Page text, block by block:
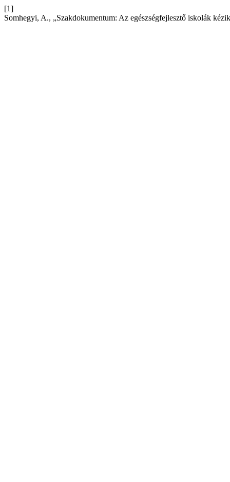
[1]
Somhegyi, A., „Szakdokumentum: Az egészségfejlesztő iskolák